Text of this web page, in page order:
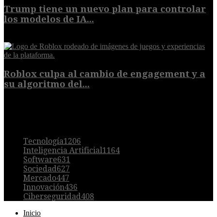
Trump tiene un nuevo plan para controlar
los modelos de IA...
Roblox culpa al cambio de engagement y a
su algoritmo del...
Tecnología1206
Inteligencia Artificial1164
Software631
Sociedad627
Mercado447
Innovación436
Ciberseguridad408
Inicio